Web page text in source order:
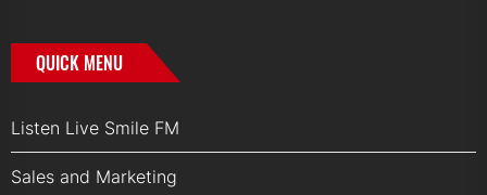
QUICK MENU
Listen Live Smile FM
Sales and Marketing